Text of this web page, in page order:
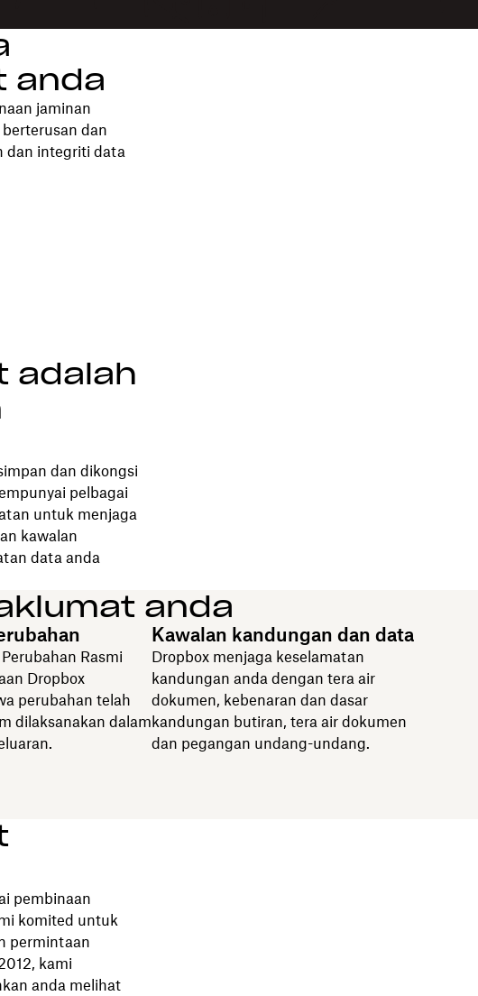
anda
jaminan
dan
dan integriti data
adalah
dan dikongsi
pelbagai
untuk menjaga
kawalan
data anda
anda
Rasmi
Dropbox
perubahan telah
dilaksanakan dalam
Kawalan kandungan dan data
Dropbox menjaga keselamatan
kandungan anda dengan tera air
dokumen, kebenaran dan dasar
kandungan butiran, tera air dokumen
dan pegangan undang-undang.
pembinaan
komited untuk
permintaan
kami
anda melihat